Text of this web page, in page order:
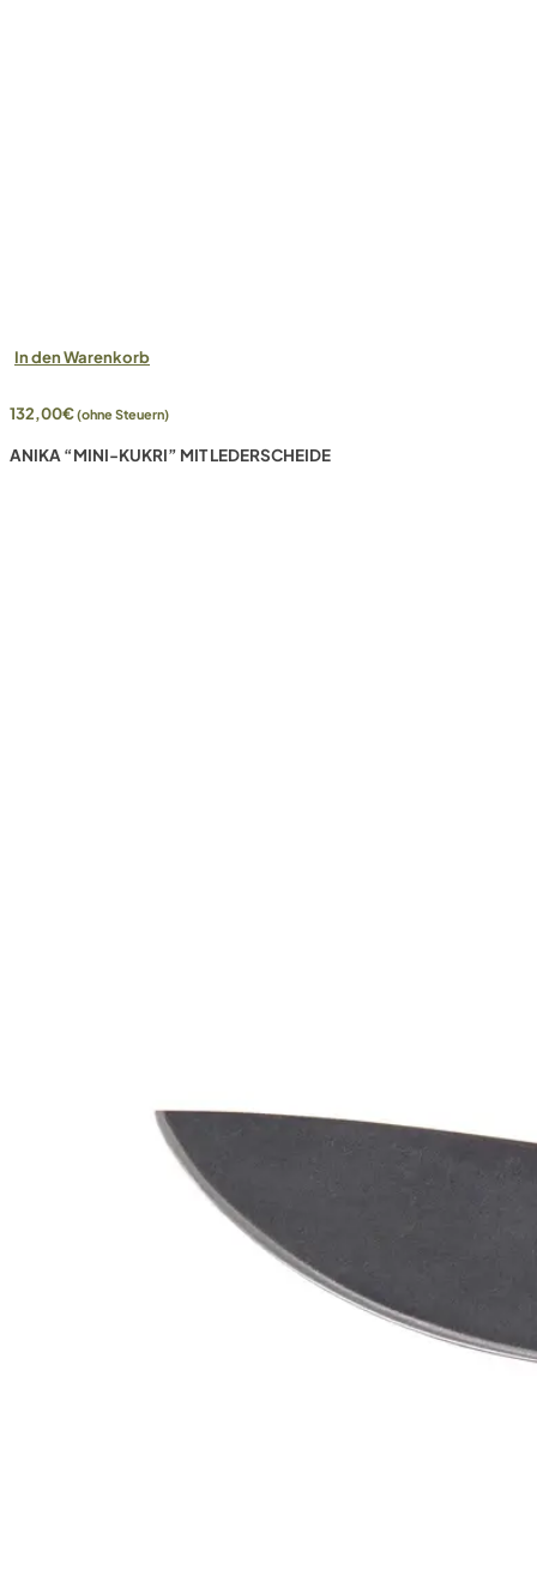
In den Warenkorb
132,00€(ohne Steuern)
ANIKA “MINI-KUKRI” MIT LEDERSCHEIDE